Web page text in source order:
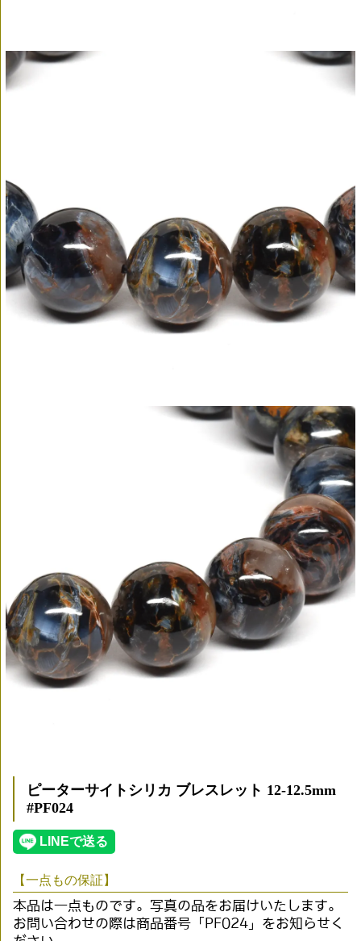
ピーターサイトシリカ ブレスレット 12-12.5mm
#PF024
【一点もの保証】
本品は一点ものです。写真の品をお届けいたします。
お問い合わせの際は商品番号「PF024」をお知らせく